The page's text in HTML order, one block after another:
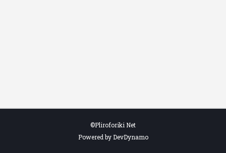
©Pliroforiki Net
Powered by DevDynamo